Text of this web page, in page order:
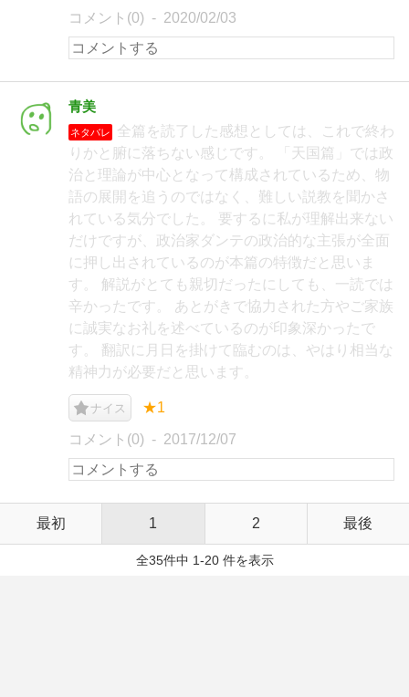
コメント(0) 2020/02/03
青美
ネタバレ
全篇を読了した感想としては、これで終わ
りかと腑に落ちない感じです。 「天国篇」では政
治と理論が中心となって構成されているため、物
語の展開を追うのではなく、難しい説教を聞かさ
れている気分でした。 要するに私が理解出来ない
だけですが、政治家ダンテの政治的な主張が全面
に押し出されているのが本篇の特徴だと思いま
す。 解説がとても親切だったにしても、一読では
辛かったです。 あとがきで協力された方やご家族
に誠実なお礼を述べているのが印象深かったで
す。 翻訳に月日を掛けて臨むのは、やはり相当な
精神力が必要だと思います。
ナイス ★1
コメント(0) 2017/12/07
最初 1 2 最後
全35件中 1-20 件を表示